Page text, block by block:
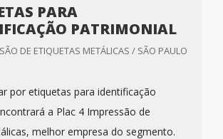
PARA
PATRIMONIAL
DE ETIQUETAS METÁLICAS / SÃO PAULO
por etiquetas para identificação
a Plac 4 Impressão de
melhor empresa do segmento.